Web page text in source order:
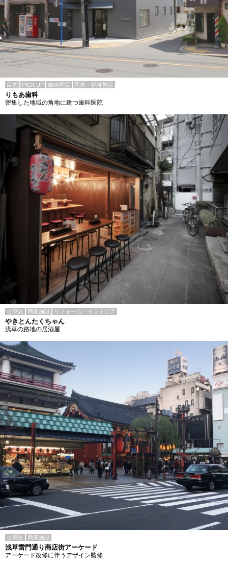
目的 PICK UP 歯科医院 医療・福祉施設
りもあ歯科
密集した地域の角地に建つ歯科医院
台東区 商業施設 リフォーム・インテリア
やきとんたくちゃん
浅草の路地の居酒屋
台東区 商業施設
浅草雷門通り商店街アーケード
アーケード改修に伴うデザイン監修